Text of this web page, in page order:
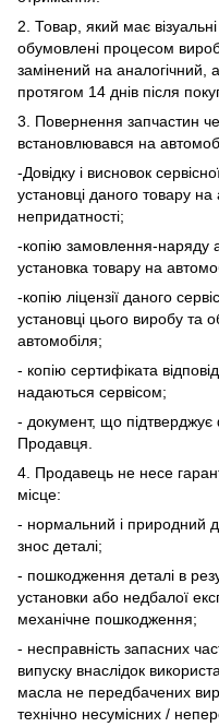
2. Товар, який має
обумовлені процесом
замінений на аналогічний,
протягом 14 днів після
3. Повернення запчастин
встановлювався на
-Довідку і висновок
установці даного товару на
непридатності;
-копію замовлення-наряду
установка товару на
-копію ліцензії даного
установці цього виробу та
автомобіля;
- копію сертифіката
надаються сервісом;
- документ, що
Продавця.
4. Продавець не несе
місце:
- нормальний і природний
знос деталі;
- пошкодження деталі в
установки або недбалої
механічне пошкодження;
- несправність запасних
випуску внаслідок
масла не передбачених
технічно несумісних /